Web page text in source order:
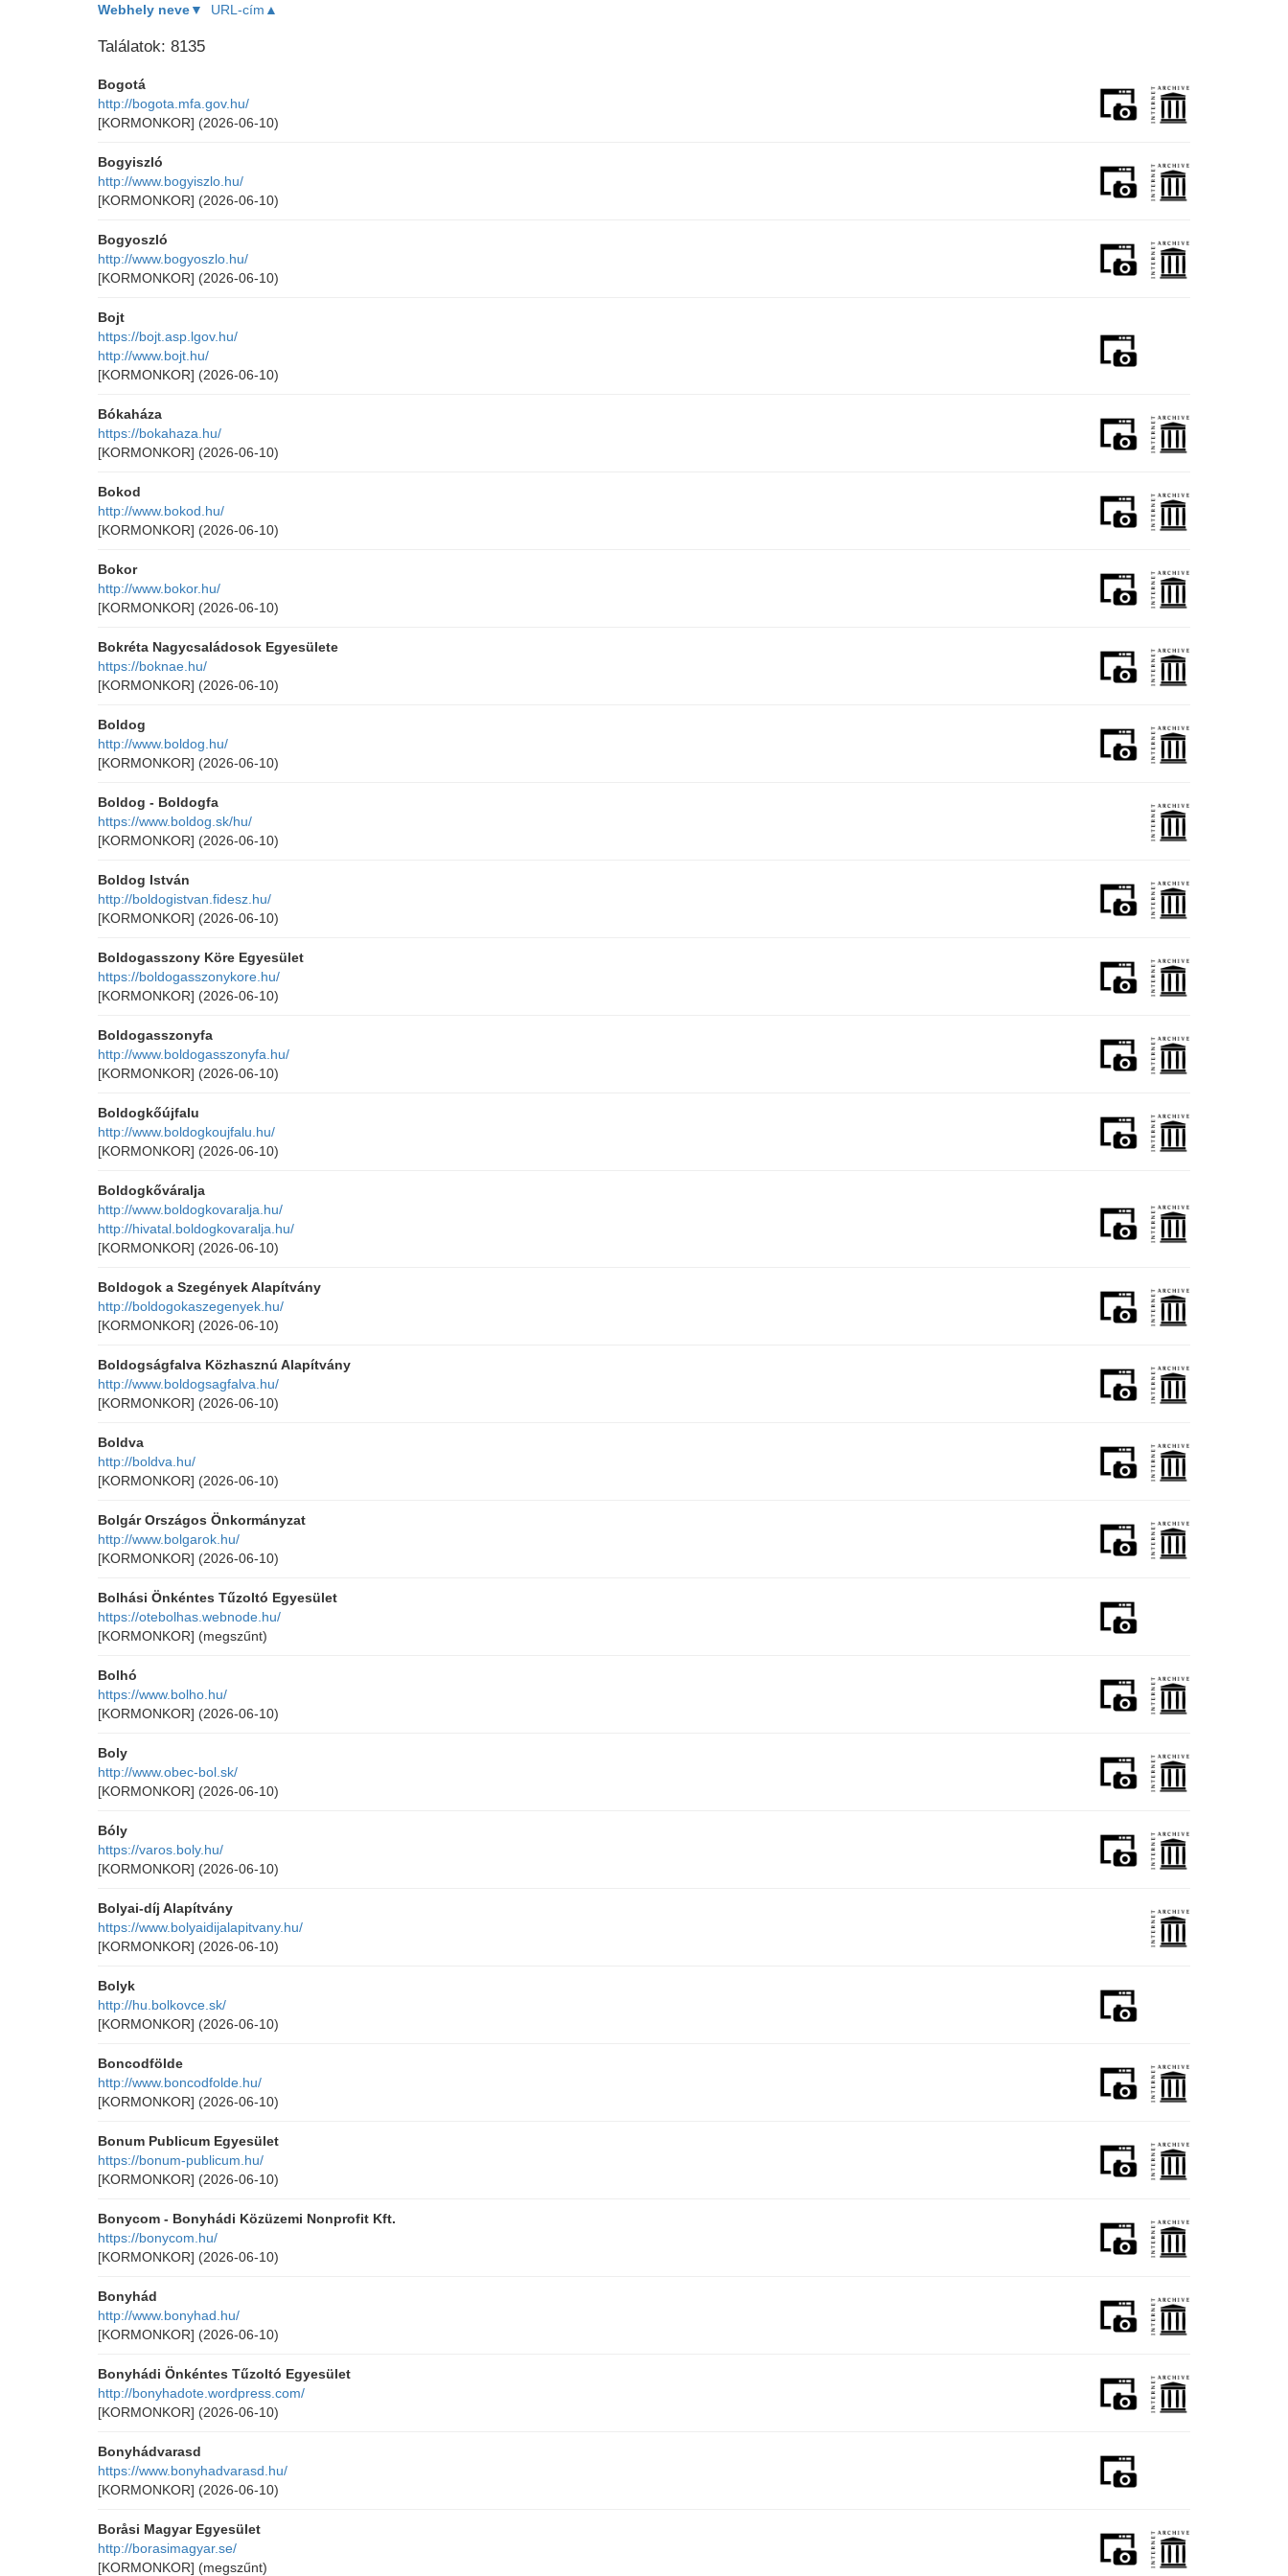
Webhely neve▼ URL-cím▲
Találatok: 8135
Bogotá
http://bogota.mfa.gov.hu/
[KORMONKOR] (2026-06-10)
Bogyiszló
http://www.bogyiszlo.hu/
[KORMONKOR] (2026-06-10)
Bogyoszló
http://www.bogyoszlo.hu/
[KORMONKOR] (2026-06-10)
Bojt
https://bojt.asp.lgov.hu/
http://www.bojt.hu/
[KORMONKOR] (2026-06-10)
Bókaháza
https://bokahaza.hu/
[KORMONKOR] (2026-06-10)
Bokod
http://www.bokod.hu/
[KORMONKOR] (2026-06-10)
Bokor
http://www.bokor.hu/
[KORMONKOR] (2026-06-10)
Bokréta Nagycsaládosok Egyesülete
https://boknae.hu/
[KORMONKOR] (2026-06-10)
Boldog
http://www.boldog.hu/
[KORMONKOR] (2026-06-10)
Boldog - Boldogfa
https://www.boldog.sk/hu/
[KORMONKOR] (2026-06-10)
Boldog István
http://boldogistvan.fidesz.hu/
[KORMONKOR] (2026-06-10)
Boldogasszony Köre Egyesület
https://boldogasszonykore.hu/
[KORMONKOR] (2026-06-10)
Boldogasszonyfa
http://www.boldogasszonyfa.hu/
[KORMONKOR] (2026-06-10)
Boldogkőújfalu
http://www.boldogkoujfalu.hu/
[KORMONKOR] (2026-06-10)
Boldogkőváralja
http://www.boldogkovaralja.hu/
http://hivatal.boldogkovaralja.hu/
[KORMONKOR] (2026-06-10)
Boldogok a Szegények Alapítvány
http://boldogokaszegenyek.hu/
[KORMONKOR] (2026-06-10)
Boldogságfalva Közhasznú Alapítvány
http://www.boldogsagfalva.hu/
[KORMONKOR] (2026-06-10)
Boldva
http://boldva.hu/
[KORMONKOR] (2026-06-10)
Bolgár Országos Önkormányzat
http://www.bolgarok.hu/
[KORMONKOR] (2026-06-10)
Bolhási Önkéntes Tűzoltó Egyesület
https://otebolhas.webnode.hu/
[KORMONKOR] (megszűnt)
Bolhó
https://www.bolho.hu/
[KORMONKOR] (2026-06-10)
Boly
http://www.obec-bol.sk/
[KORMONKOR] (2026-06-10)
Bóly
https://varos.boly.hu/
[KORMONKOR] (2026-06-10)
Bolyai-díj Alapítvány
https://www.bolyaidijalapitvany.hu/
[KORMONKOR] (2026-06-10)
Bolyk
http://hu.bolkovce.sk/
[KORMONKOR] (2026-06-10)
Boncodfölde
http://www.boncodfolde.hu/
[KORMONKOR] (2026-06-10)
Bonum Publicum Egyesület
https://bonum-publicum.hu/
[KORMONKOR] (2026-06-10)
Bonycom - Bonyhádi Közüzemi Nonprofit Kft.
https://bonycom.hu/
[KORMONKOR] (2026-06-10)
Bonyhád
http://www.bonyhad.hu/
[KORMONKOR] (2026-06-10)
Bonyhádi Önkéntes Tűzoltó Egyesület
http://bonyhadote.wordpress.com/
[KORMONKOR] (2026-06-10)
Bonyhádvarasd
https://www.bonyhadvarasd.hu/
[KORMONKOR] (2026-06-10)
Boråsi Magyar Egyesület
http://borasimagyar.se/
[KORMONKOR] (megszűnt)